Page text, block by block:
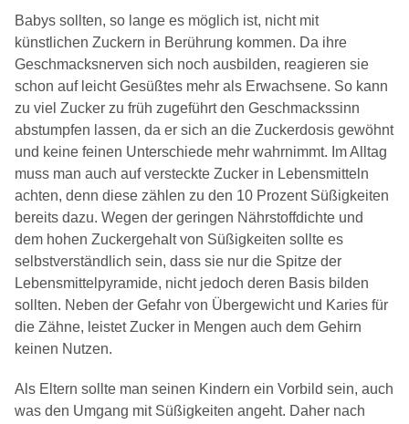
Babys sollten, so lange es möglich ist, nicht mit
künstlichen Zuckern in Berührung kommen. Da ihre
Geschmacksnerven sich noch ausbilden, reagieren sie
schon auf leicht Gesüßtes mehr als Erwachsene. So kann
zu viel Zucker zu früh zugeführt den Geschmackssinn
abstumpfen lassen, da er sich an die Zuckerdosis gewöhnt
und keine feinen Unterschiede mehr wahrnimmt. Im Alltag
muss man auch auf versteckte Zucker in Lebensmitteln
achten, denn diese zählen zu den 10 Prozent Süßigkeiten
bereits dazu. Wegen der geringen Nährstoffdichte und
dem hohen Zuckergehalt von Süßigkeiten sollte es
selbstverständlich sein, dass sie nur die Spitze der
Lebensmittelpyramide, nicht jedoch deren Basis bilden
sollten. Neben der Gefahr von Übergewicht und Karies für
die Zähne, leistet Zucker in Mengen auch dem Gehirn
keinen Nutzen.
Als Eltern sollte man seinen Kindern ein Vorbild sein, auch
was den Umgang mit Süßigkeiten angeht. Daher nach